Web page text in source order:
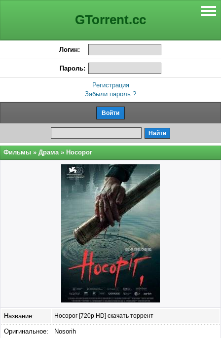
GTorrent.cc
Логин:
Пароль:
Регистрация
Забыли пароль ?
Фильмы » Драма » Носорог
Название: Носорог [720p HD] скачать торрент
Оригинальное: Nosorih